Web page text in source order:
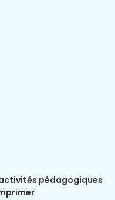
pédagogiques